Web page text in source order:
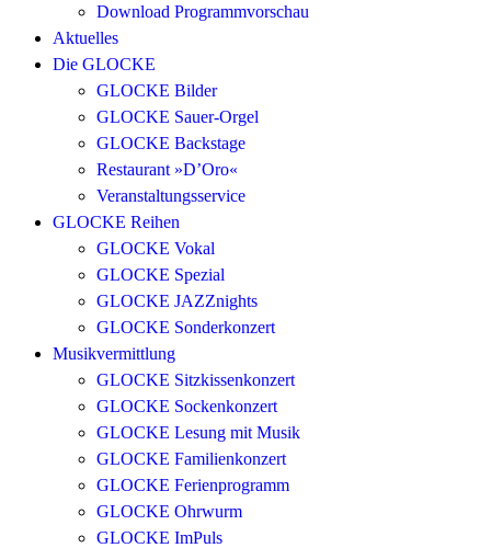
Download Programmvorschau
Aktuelles
Die GLOCKE
GLOCKE Bilder
GLOCKE Sauer-Orgel
GLOCKE Backstage
Restaurant »D’Oro«
Veranstaltungsservice
GLOCKE Reihen
GLOCKE Vokal
GLOCKE Spezial
GLOCKE JAZZnights
GLOCKE Sonderkonzert
Musikvermittlung
GLOCKE Sitzkissenkonzert
GLOCKE Sockenkonzert
GLOCKE Lesung mit Musik
GLOCKE Familienkonzert
GLOCKE Ferienprogramm
GLOCKE Ohrwurm
GLOCKE ImPuls